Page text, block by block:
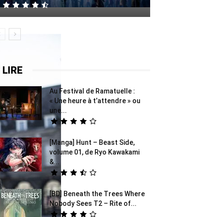
Au Festival de Ramatuelle :
« Une heure à t’attendre » ou
une...
[Manga] Hunt – Beast Side,
volume 01, de Ryo Kawakami
&...
[BD] Beneath the Trees Where
Nobody Sees T2 – Rite of...